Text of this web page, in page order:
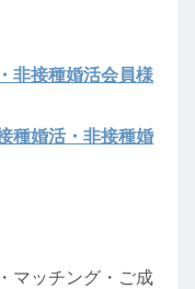
非接種婚活会員様
種婚活・非接種婚
マッチング・ご成